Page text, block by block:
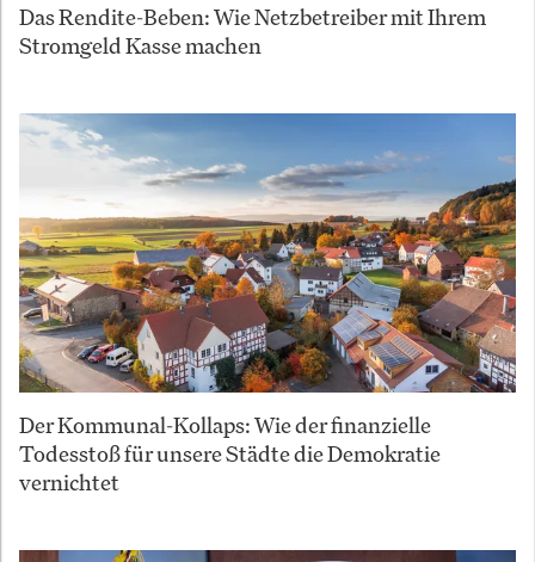
Das Rendite-Beben: Wie Netzbetreiber mit Ihrem
Stromgeld Kasse machen
Der Kommunal-Kollaps: Wie der finanzielle
Todesstoß für unsere Städte die Demokratie
vernichtet